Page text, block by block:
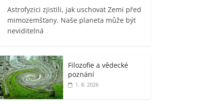
Astrofyzici zjistili, jak uschovat Zemi před
mimozemšťany. Naše planeta může být
neviditelná
Filozofie a vědecké
poznání
1. 8. 2026